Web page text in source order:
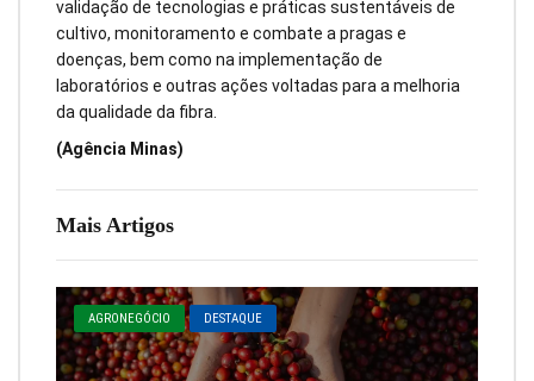
Mais Artigos
AGRONEGÓCIO DESTAQUE
validação de tecnologias e práticas sustentáveis de
cultivo, monitoramento e combate a pragas e
doenças, bem como na implementação de
laboratórios e outras ações voltadas para a melhoria
da qualidade da fibra.
(Agência Minas)